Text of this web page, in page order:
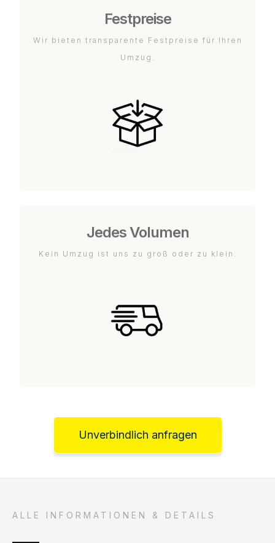
Festpreise
Wir bieten transparente Festpreise für Ihren
Umzug.
Jedes Volumen
Kein Umzug ist uns zu groß oder zu klein.
Unverbindlich anfragen
ALLE INFORMATIONEN & DETAILS